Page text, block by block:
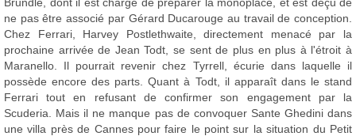
Brundle, dont il est chargé de préparer la monoplace, et est déçu de
ne pas être associé par Gérard Ducarouge au travail de conception.
Chez Ferrari, Harvey Postlethwaite, directement menacé par la
prochaine arrivée de Jean Todt, se sent de plus en plus à l'étroit à
Maranello. Il pourrait revenir chez Tyrrell, écurie dans laquelle il
possède encore des parts. Quant à Todt, il apparaît dans le stand
Ferrari tout en refusant de confirmer son engagement par la
Scuderia. Mais il ne manque pas de convoquer Sante Ghedini dans
une villa près de Cannes pour faire le point sur la situation du Petit